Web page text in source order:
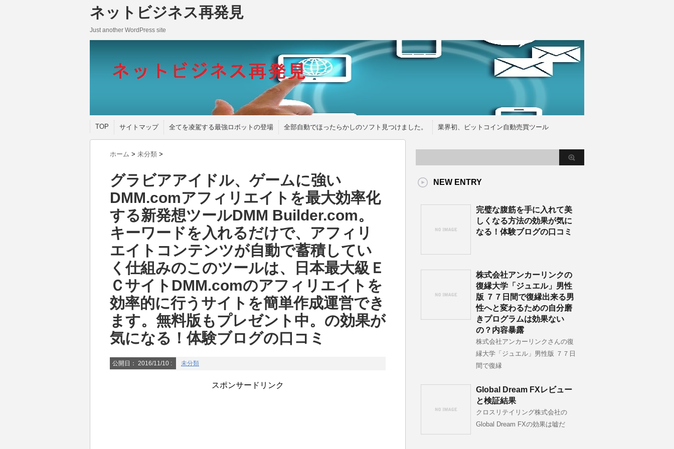
ネットビジネス再発見
Just another WordPress site
TOP サイトマップ 全てを凌駕する最強ロボットの登場 全部自動でほったらかしのソフト見つけました。 業界初、ビットコイン自動売買ツール
ホーム > 未分類 >
グラビアアイドル、ゲームに強い
DMM.comアフィリエイトを最大効率化
する新発想ツールDMM Builder.com。
キーワードを入れるだけで、アフィリ
エイトコンテンツが自動で蓄積してい
く仕組みのこのツールは、日本最大級Ｅ
ＣサイトDMM.comのアフィリエイトを
効率的に行うサイトを簡単作成運営でき
ます。無料版もプレゼント中。の効果が
気になる！体験ブログの口コミ
公開日： 2016/11/10 : 未分類
スポンサードリンク
NEW ENTRY
完璧な腹筋を手に入れて美
しくなる方法の効果が気に
なる！体験ブログの口コミ
株式会社アンカーリンクの
復縁大学「ジュエル」男性
版 ７７日間で復縁出来る男
性へと変わるための自分磨
きプログラムは効果ない
の？内容暴露
株式会社アンカーリンクさんの復
縁大学「ジュエル」男性版 ７７日
間で復縁
Global Dream FXレビュー
と検証結果
クロスリテイリング株式会社の
Global Dream FXの効果は嘘だ